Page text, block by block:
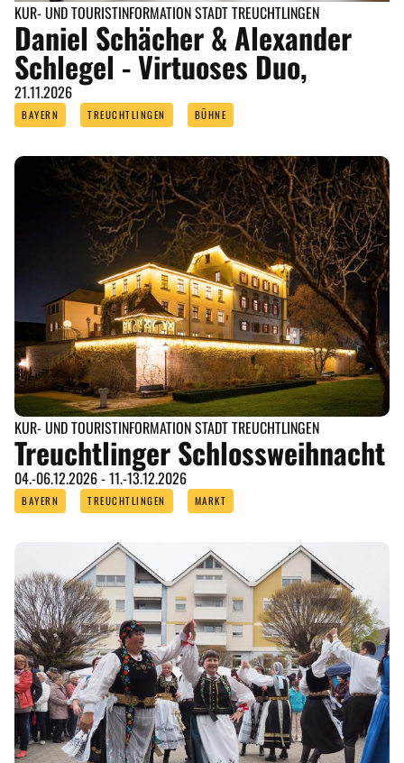
KUR- UND TOURISTINFORMATION STADT TREUCHTLINGEN
Daniel Schächer & Alexander
Schlegel - Virtuoses Duo,
21.11.2026
BAYERN TREUCHTLINGEN BÜHNE
KUR- UND TOURISTINFORMATION STADT TREUCHTLINGEN
Treuchtlinger Schlossweihnacht
04.-06.12.2026 - 11.-13.12.2026
BAYERN TREUCHTLINGEN MARKT